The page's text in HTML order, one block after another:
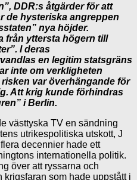
DDR:s åtgärder för att
de hysteriska angreppen
nya höjder.
från yttersta högern till
I deras
en legitim statsgräns
inte om verkligheten
var överhängande för
Att krig kunde förhindras
i Berlin.
västtyska TV en sändning
utrikespolitiska utskott, J
decennier hade ett
internationella politik.
över att ryssarna och
som hade uppstått i